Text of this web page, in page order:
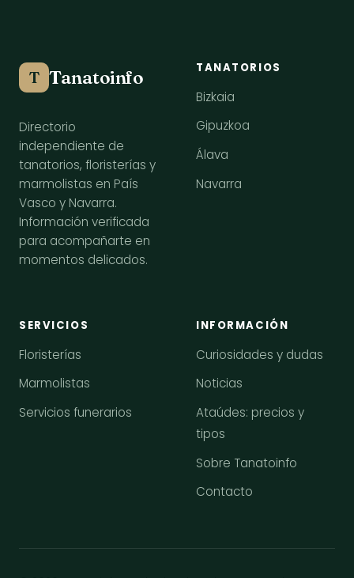
T Tanatoinfo
Directorio
independiente de
tanatorios, floristerías y
marmolistas en País
Vasco y Navarra.
Información verificada
para acompañarte en
momentos delicados.
TANATORIOS
Bizkaia
Gipuzkoa
Álava
Navarra
SERVICIOS
Floristerías
Marmolistas
Servicios funerarios
INFORMACIÓN
Curiosidades y dudas
Noticias
Ataúdes: precios y
tipos
Sobre Tanatoinfo
Contacto